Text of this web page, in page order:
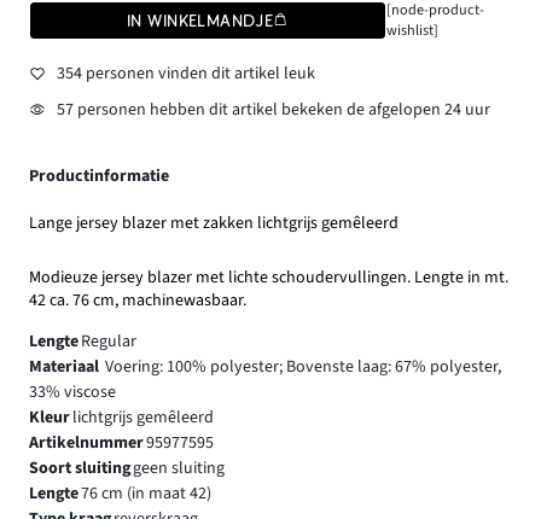
IN WINKELMANDJE
[node-product-
wishlist]
354 personen vinden dit artikel leuk
57 personen hebben dit artikel bekeken de afgelopen 24 uur
Productinformatie
Lange jersey blazer met zakken lichtgrijs gemêleerd
Modieuze jersey blazer met lichte schoudervullingen. Lengte in mt.
42 ca. 76 cm, machinewasbaar.
LengteRegular
Materiaal Voering: 100% polyester; Bovenste laag: 67% polyester,
33% viscose
Kleurlichtgrijs gemêleerd
Artikelnummer95977595
Soort sluitinggeen sluiting
Lengte76 cm (in maat 42)